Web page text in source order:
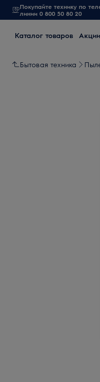
Покупайте технику по
линии 0 800 50 80 20
Каталог товаров Акции
Бытовая техника